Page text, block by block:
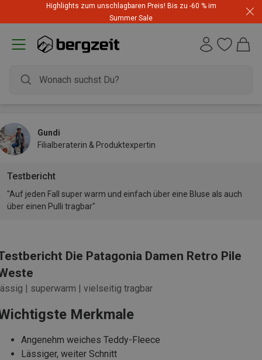
Highlights zum unschlagbaren Preis! Bis zu -60 % im
Summer Sale
Testbericht
Gundi
Filialberaterin & Produktexpertin
"Auf jeden Fall super warm und einfach über eine Bluse als auch
über einen Pulli tragbar"
Die Patagonia Damen Retro Pile
| superwarm | vielseitig tragbar
Merkmale
Angenehm weiches Teddy-Fleece
Lässiger, weiter Schnitt